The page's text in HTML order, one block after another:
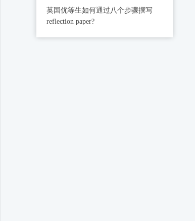
英国优等生如何通过八个步骤撰写
reflection paper?